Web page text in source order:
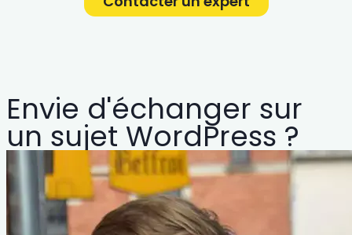
Envie d'échanger sur
un sujet WordPress ?